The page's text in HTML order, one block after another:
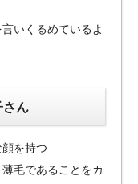
いくるめているよ
さん
を持つ
毛であることをカ